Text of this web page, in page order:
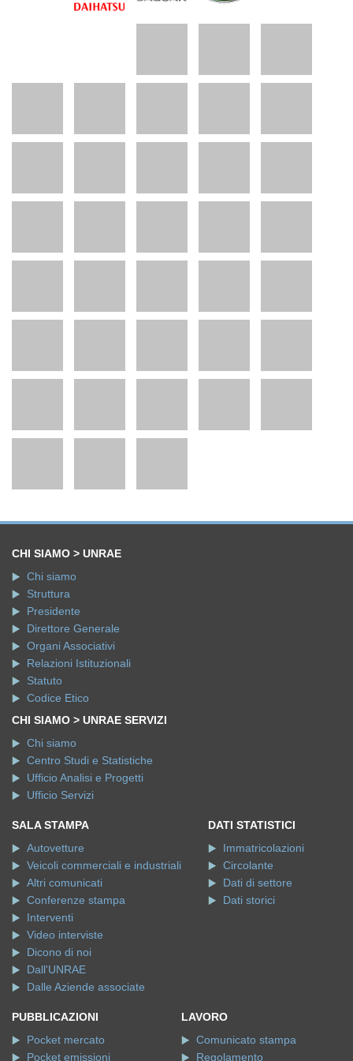
CHI SIAMO > UNRAE
Chi siamo
Struttura
Presidente
Direttore Generale
Organi Associativi
Relazioni Istituzionali
Statuto
Codice Etico
CHI SIAMO > UNRAE SERVIZI
Chi siamo
Centro Studi e Statistiche
Ufficio Analisi e Progetti
Ufficio Servizi
SALA STAMPA
Autovetture
Veicoli commerciali e industriali
Altri comunicati
Conferenze stampa
Interventi
Video interviste
Dicono di noi
Dall'UNRAE
Dalle Aziende associate
DATI STATISTICI
Immatricolazioni
Circolante
Dati di settore
Dati storici
PUBBLICAZIONI
Pocket mercato
Pocket emissioni
LAVORO
Comunicato stampa
Regolamento